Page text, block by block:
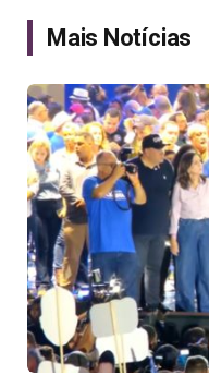
Mais Notícias